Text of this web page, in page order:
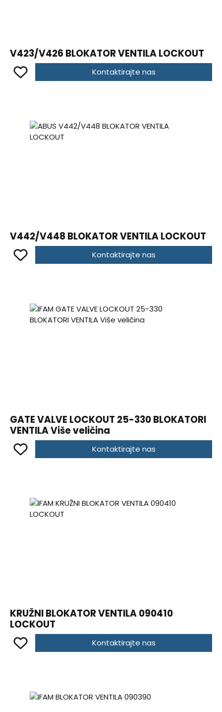
V423/V426 BLOKATOR VENTILA LOCKOUT
Kontaktirajte nas
V442/V448 BLOKATOR VENTILA LOCKOUT
Kontaktirajte nas
GATE VALVE LOCKOUT 25-330 BLOKATORI
VENTILA Više veličina
Kontaktirajte nas
KRUŽNI BLOKATOR VENTILA 090410
LOCKOUT
Kontaktirajte nas